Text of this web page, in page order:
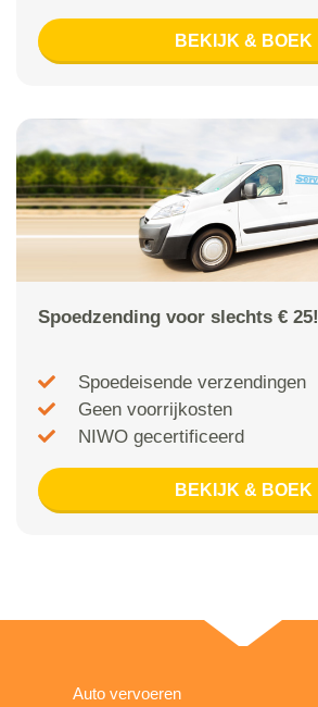
BEKIJK & BOEK
Spoedzending voor slechts € 25!
Spoedeisende verzendingen
Geen voorrijkosten
NIWO gecertificeerd
BEKIJK & BOEK
Auto vervoeren